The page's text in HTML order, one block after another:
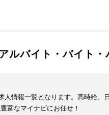
ルバイト・バイト・
情報一覧となります。高時給
富なマイナビにお任せ！